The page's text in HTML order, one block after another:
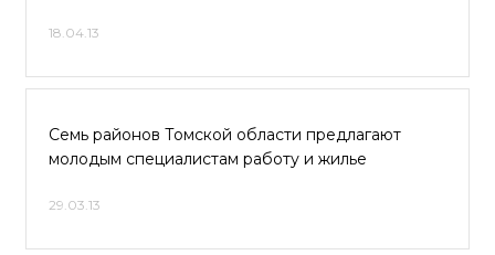
18.04.13
Семь районов Томской области предлагают
молодым специалистам работу и жилье
29.03.13